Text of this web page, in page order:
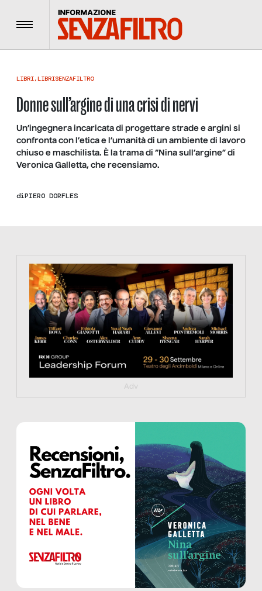
Menu
LIBRI,LIBRISENZAFILTRO
Donne sull’argine di una crisi di nervi
Un’ingegnera incaricata di progettare strade e argini si
confronta con l’etica e l’umanità di un ambiente di lavoro
chiuso e maschilista. È la trama di “Nina sull’argine” di
Veronica Galletta, che recensiamo.
diPIERO DORFLES
https://tinyurl.com/363fvfm9
Adv